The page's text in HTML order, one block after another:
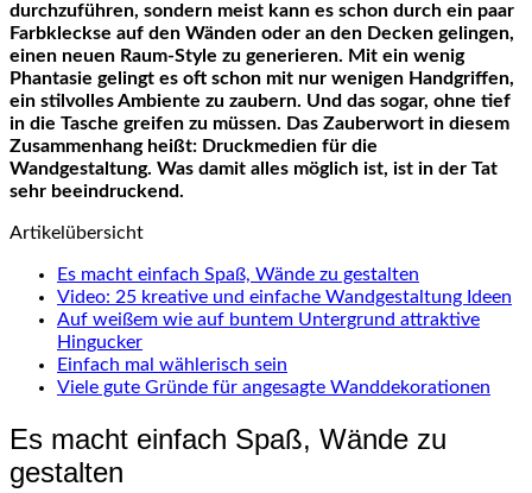
durchzuführen, sondern meist kann es schon durch ein paar
Farbkleckse auf den Wänden oder an den Decken gelingen,
einen neuen Raum-Style zu generieren. Mit ein wenig
Phantasie gelingt es oft schon mit nur wenigen Handgriffen,
ein stilvolles Ambiente zu zaubern. Und das sogar, ohne tief
in die Tasche greifen zu müssen. Das Zauberwort in diesem
Zusammenhang heißt: Druckmedien für die
Wandgestaltung. Was damit alles möglich ist, ist in der Tat
sehr beeindruckend.
Artikelübersicht
Es macht einfach Spaß, Wände zu gestalten
Video: 25 kreative und einfache Wandgestaltung Ideen
Auf weißem wie auf buntem Untergrund attraktive
Hingucker
Einfach mal wählerisch sein
Viele gute Gründe für angesagte Wanddekorationen
Es macht einfach Spaß, Wände zu
gestalten